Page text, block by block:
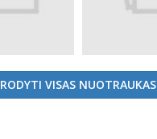
RODYTI VISAS NUOTRAUKAS